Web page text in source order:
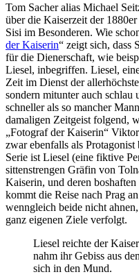
Tom Sacher alias Michael
über die Kaiserzeit der
Sisi im Besonderen. Wie
der Kaiserin“ zeigt sich, dass
für die Dienerschaft, wie
Liesel, inbegriffen. Liesel,
Zeit im Dienst der
sondern mitunter auch
schneller als so mancher
damaligen Zeitgeist folgend,
„Fotograf der Kaiserin“
zwar ebenfalls als
Serie ist Liesel (eine fiktive
sittenstrengen Gräfin von
Kaiserin, und deren
kommt die Reise nach Prag
wenngleich beide nicht
ganz eigenen Ziele verfolgt.
Liesel reichte der
nahm ihr Gebiss aus
sich in den Mund.